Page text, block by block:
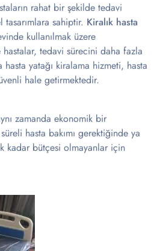
rahat bir şekilde tedavi
sahiptir. Kiralık hasta
kullanılmak üzere
hastalar, tedavi sürecini daha fazla
yatağı kiralama hizmeti, hasta
hale getirmektedir.
zamanda ekonomik bir
hasta bakımı gerektiğinde ya
kadar bütçesi olmayanlar için